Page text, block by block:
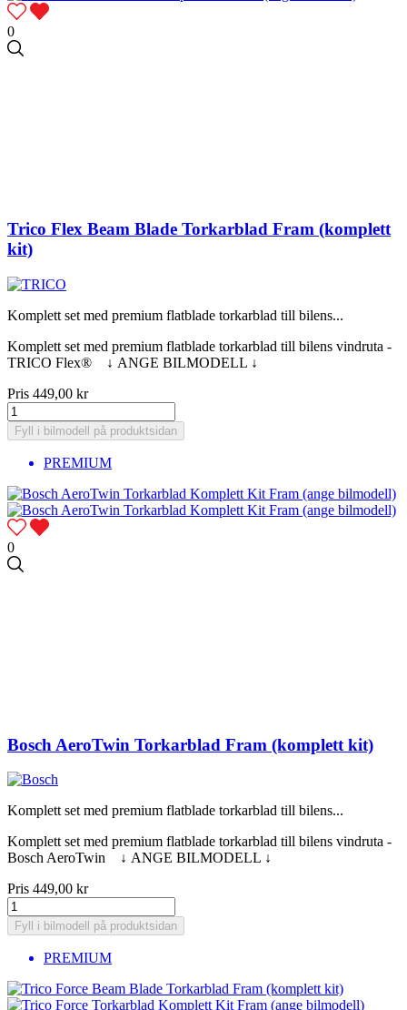
0
Trico Flex Beam Blade Torkarblad Fram (komplett
kit)
Komplett set med premium flatblade torkarblad till bilens...
Komplett set med premium flatblade torkarblad till bilens vindruta -
TRICO Flex® ↓ ANGE BILMODELL ↓
Pris 449,00 kr
Fyll i bilmodell på produktsidan
PREMIUM
0
Bosch AeroTwin Torkarblad Fram (komplett kit)
Komplett set med premium flatblade torkarblad till bilens...
Komplett set med premium flatblade torkarblad till bilens vindruta -
Bosch AeroTwin ↓ ANGE BILMODELL ↓
Pris 449,00 kr
Fyll i bilmodell på produktsidan
PREMIUM